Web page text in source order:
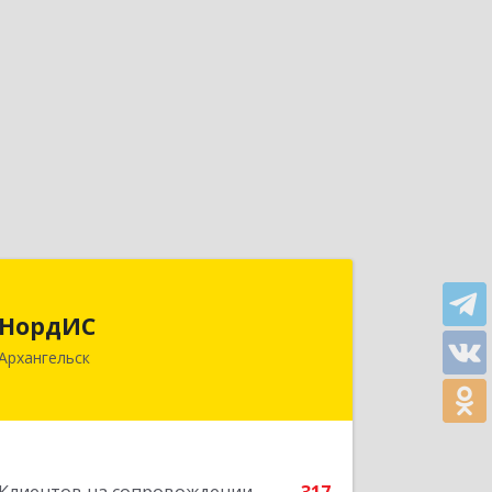
НордИС
Архангельск г, Гайдара ул, дом № 55,